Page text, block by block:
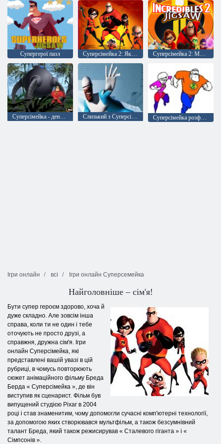
Супергерої пазл Суперсімейка 2: Який у Вас характер
Суперсімейка - денний порятунок Слизький з Суперсімейки Суперсімейка розфарбування
Ігри онлайн всі Ігри онлайн Cуперсемейка
Найголовніше – сім'я!
Бути супер героєм здорово, хоча й
дуже складно. Але зовсім інша
справа, коли ти не один і тебе
оточують не просто друзі, а
справжня, дружна сім'я. Ігри
онлайн Суперсімейка, які
представлені вашій увазі в цій
рубриці, в чомусь повторюють
сюжет анімаційного фільму Бреда
Берда « Суперсімейка », де він
виступив як сценарист. Фільм був
випущений студією Pixar в 2004
році і став знаменитим, чому допомогли сучасні комп'ютерні технології,
за допомогою яких створювався мультфільм, а також безсумнівний
талант Бреда, який також режисирував « Сталевого гіганта » і «
Сімпсонів ».